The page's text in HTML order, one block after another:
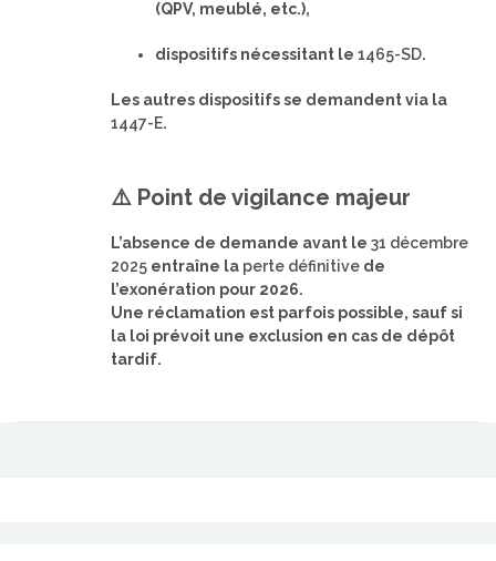
(QPV, meublé, etc.),
dispositifs nécessitant le 1465-SD.
Les autres dispositifs se demandent via la
1447-E.
⚠️ Point de vigilance majeur
L’absence de demande avant le 31 décembre
2025 entraîne la perte définitive de
l’exonération pour 2026.
Une réclamation est parfois possible, sauf si
la loi prévoit une exclusion en cas de dépôt
tardif.